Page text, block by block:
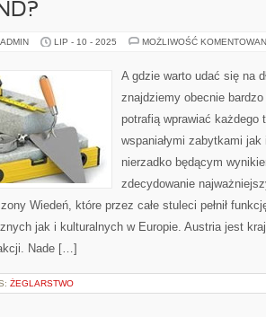
LIP - 10 - 2025 MOŻLIWOŚĆ
A gdzie warto udać się na
znajdziemy obecnie
potrafią wprawiać każdego
wspaniałymi zabytkami
nierzadko będącym
zdecydowanie
Wiedeń, które przez całe stuleci pełnił
jak i kulturalnych w Europie. Austria jest
Nade […]
ŻEGLARSTWO